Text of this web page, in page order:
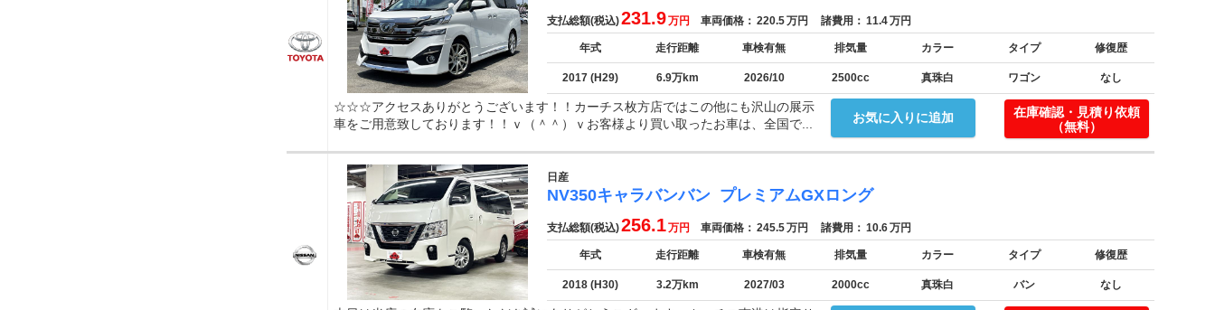
支払総額(税込)231.9万円 車両価格： 220.5万円 諸費用： 11.4万円
年式 走行距離 車検有無 排気量 カラー タイプ 修復歴
2017 (H29) 6.9万km 2026/10 2500cc 真珠白 ワゴン なし
お気に入りに追加
☆☆☆アクセスありがとうございます！！カーチス枚方店ではこの他にも沢山の展示
車をご用意致しております！！ｖ（＾＾）ｖお客様より買い取ったお車は、全国で...
在庫確認・見積り依頼
（無料）
日産
NV350キャラバンバン プレミアムGXロング
支払総額(税込)256.1万円 車両価格： 245.5万円 諸費用： 10.6万円
年式 走行距離 車検有無 排気量 カラー タイプ 修復歴
2018 (H30) 3.2万km 2027/03 2000cc 真珠白 バン なし